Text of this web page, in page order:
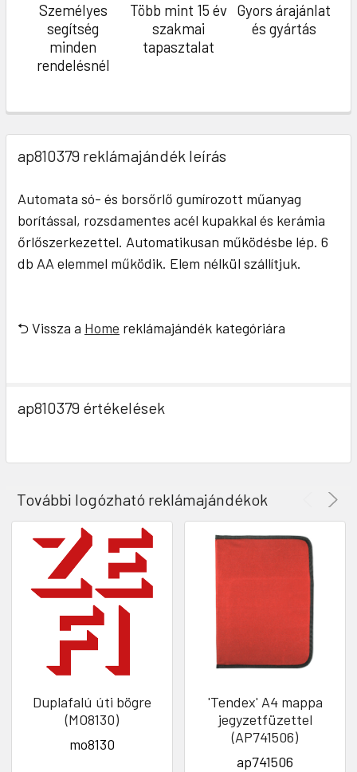
Személyes
segítség
minden
rendelésnél
Több mint 15 év
szakmai
tapasztalat
Gyors árajánlat
és gyártás
ap810379 reklámajándék leírás
Automata só- és borsőrlő gumírozott műanyag
borítással, rozsdamentes acél kupakkal és kerámia
őrlőszerkezettel. Automatikusan működésbe lép. 6
db AA elemmel működik. Elem nélkül szállítjuk.
⮌ Vissza a Home reklámajándék kategóriára
ap810379 értékelések
További logózható reklámajándékok
Duplafalú úti bögre
(MO8130)
mo8130
'Tendex' A4 mappa
jegyzetfüzettel
(AP741506)
ap741506